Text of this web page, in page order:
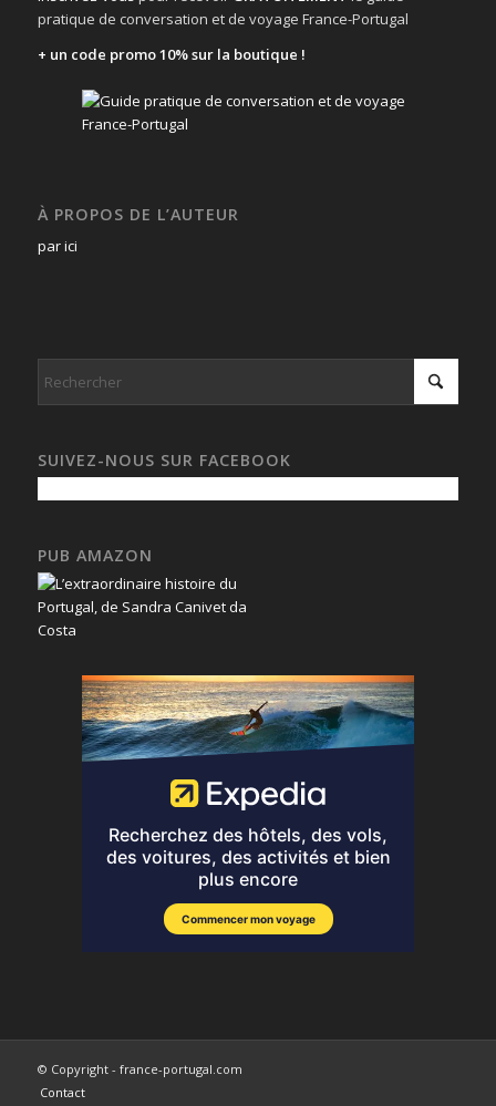
pratique de conversation et de voyage France-Portugal
+ un code promo 10% sur la boutique !
À PROPOS DE L’AUTEUR
par ici
SUIVEZ-NOUS SUR FACEBOOK
PUB AMAZON
© Copyright - france-portugal.com
Contact